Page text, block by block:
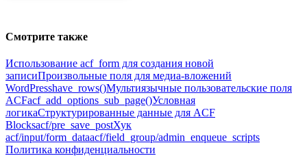
Смотрите также
Использование acf_form для создания новой
записиПроизвольные поля для медиа-вложений
WordPresshave_rows()Мультиязычные пользовательские поля
ACFacf_add_options_sub_page()Условная
логикаСтруктурированные данные для ACF
Blocksacf/pre_save_postХук
acf/input/form_dataacf/field_group/admin_enqueue_scripts
Политика конфиденциальности